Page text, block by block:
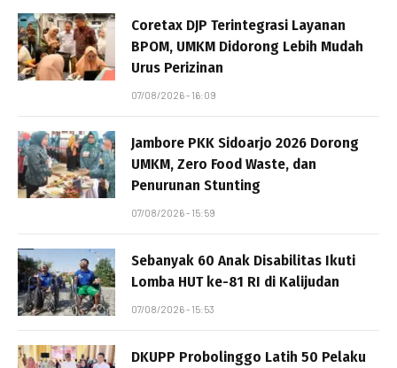
Coretax DJP Terintegrasi Layanan
BPOM, UMKM Didorong Lebih Mudah
Urus Perizinan
07/08/2026 - 16:09
Jambore PKK Sidoarjo 2026 Dorong
UMKM, Zero Food Waste, dan
Penurunan Stunting
07/08/2026 - 15:59
Sebanyak 60 Anak Disabilitas Ikuti
Lomba HUT ke-81 RI di Kalijudan
07/08/2026 - 15:53
DKUPP Probolinggo Latih 50 Pelaku